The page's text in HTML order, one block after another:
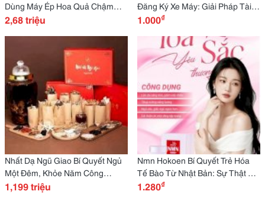
Dùng Máy Ép Hoa Quả Chậm
Olivo Sj210
2,68 triệu
Đăng Ký Xe Máy: Giải Pháp Tài
Chính Nhanh, Tiện, Không Thẩm
1.000₫
Nhất Dạ Ngũ Giao Bí Quyết Ngủ
Một Đêm, Khỏe Năm Công
Dụng? Sự Thật Và Trải Nghiệm!
1,199 triệu
Nmn Hokoen Bí Quyết Trẻ Hóa
Tế Bào Từ Nhật Bản: Sự Thật Có
Đúng Như Quảng Cáo?
1.280₫